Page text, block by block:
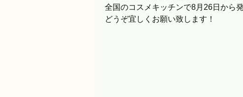
全国のコスメキッチンで8月26日から
どうぞ宜しくお願い致します！